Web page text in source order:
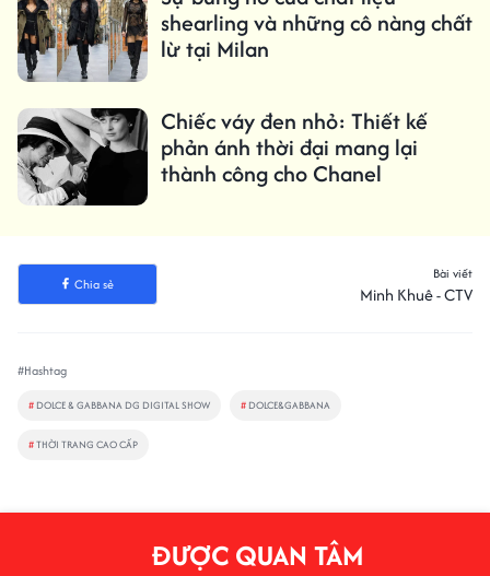
shearling và những cô nàng chất
lừ tại Milan
Chiếc váy đen nhỏ: Thiết kế
phản ánh thời đại mang lại
thành công cho Chanel
Chia sẻ
Bài viết
Minh Khuê - CTV
#Hashtag
# DOLCE & GABBANA DG DIGITAL SHOW # DOLCE&GABBANA
#THỜI TRANG CAO CẤP
ĐƯỢC QUAN TÂM